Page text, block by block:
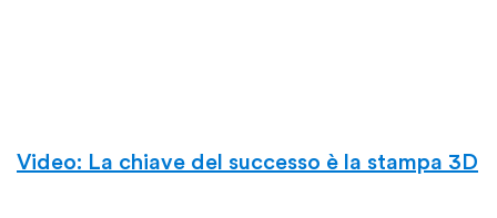
Video: La chiave del successo è la stampa 3D